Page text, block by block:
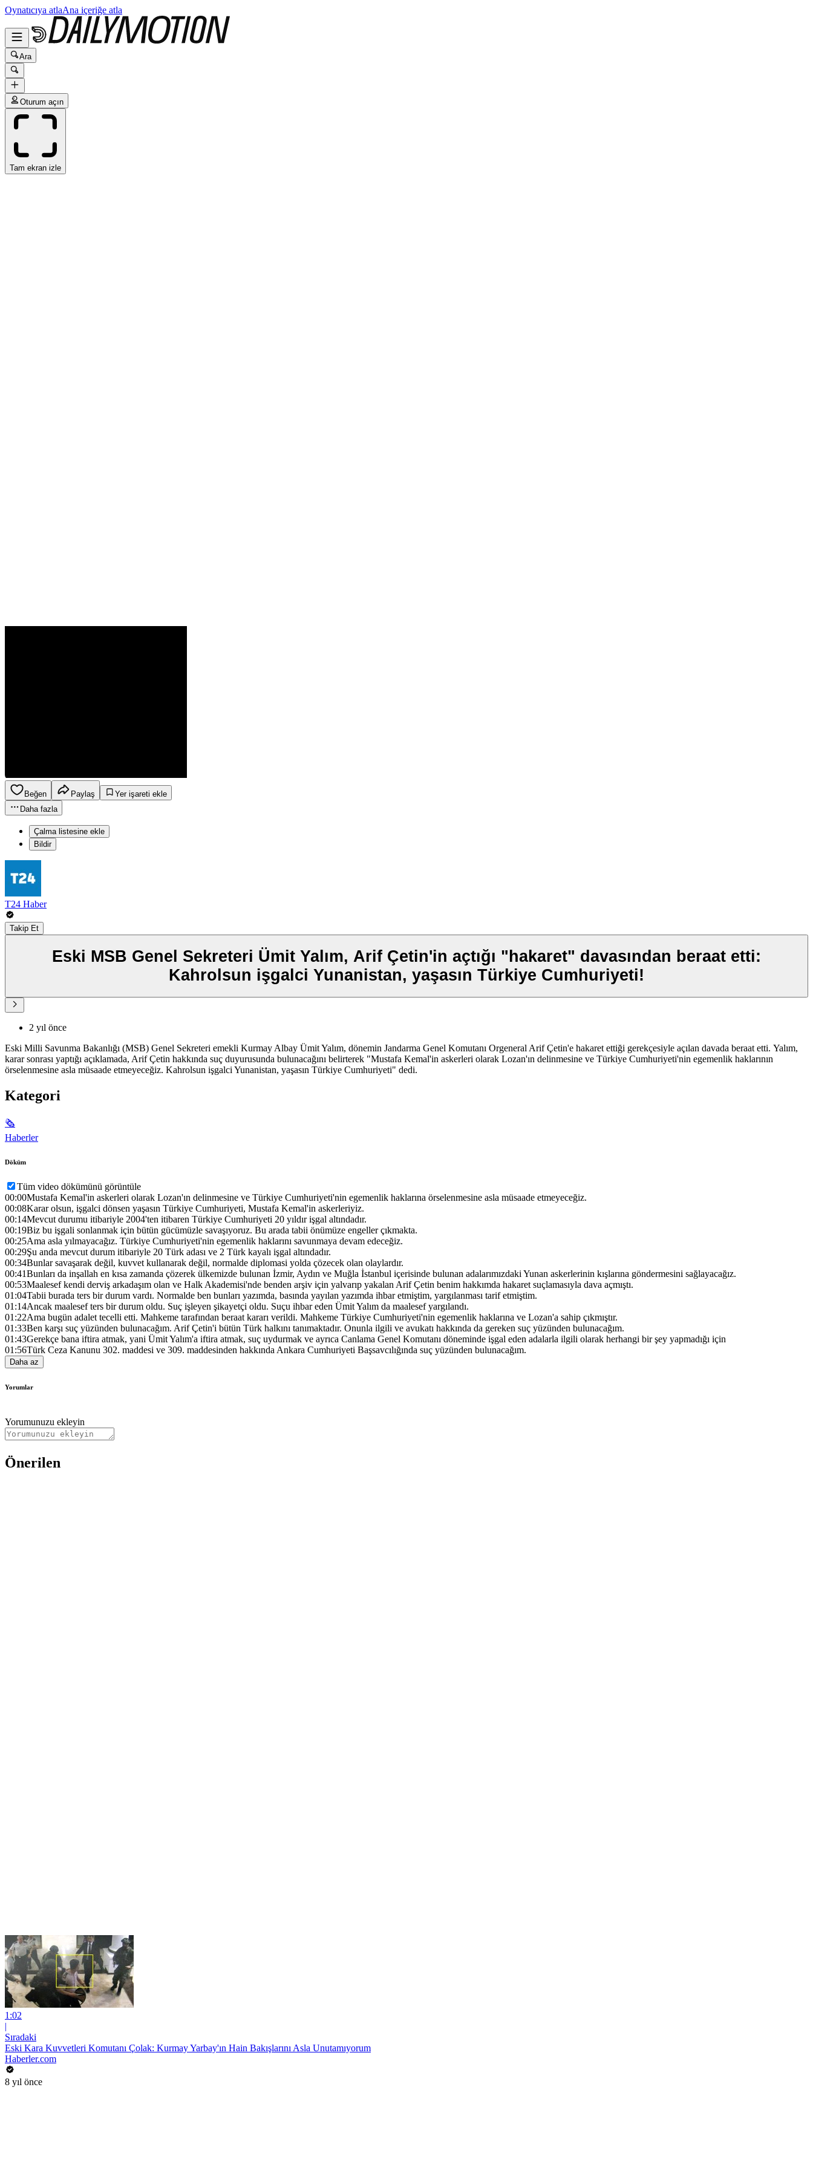
Oynatıcıya atlaAna içeriğe atla
Ara
Oturum açın
Tam ekran izle
Beğen Paylaş
Yer işareti ekle
Daha fazla
Çalma listesine ekle
Bildir
T24 Haber
Takip Et
Eski MSB Genel Sekreteri Ümit Yalım, Arif Çetin'in açtığı "hakaret" davasından beraat etti:
Kahrolsun işgalci Yunanistan, yaşasın Türkiye Cumhuriyeti!
2 yıl önce
Eski Milli Savunma Bakanlığı (MSB) Genel Sekreteri emekli Kurmay Albay Ümit Yalım, dönemin Jandarma Genel Komutanı Orgeneral Arif Çetin'e hakaret ettiği gerekçesiyle açılan davada beraat etti. Yalım,
karar sonrası yaptığı açıklamada, Arif Çetin hakkında suç duyurusunda bulunacağını belirterek "Mustafa Kemal'in askerleri olarak Lozan'ın delinmesine ve Türkiye Cumhuriyeti'nin egemenlik haklarının
örselenmesine asla müsaade etmeyeceğiz. Kahrolsun işgalci Yunanistan, yaşasın Türkiye Cumhuriyeti" dedi.
Kategori
🗞
Haberler
Döküm
Tüm video dökümünü görüntüle
00:00Mustafa Kemal'in askerleri olarak Lozan'ın delinmesine ve Türkiye Cumhuriyeti'nin egemenlik haklarına örselenmesine asla müsaade etmeyeceğiz.
00:08Karar olsun, işgalci dönsen yaşasın Türkiye Cumhuriyeti, Mustafa Kemal'in askerleriyiz.
00:14Mevcut durumu itibariyle 2004'ten itibaren Türkiye Cumhuriyeti 20 yıldır işgal altındadır.
00:19Biz bu işgali sonlanmak için bütün gücümüzle savaşıyoruz. Bu arada tabii önümüze engeller çıkmakta.
00:25Ama asla yılmayacağız. Türkiye Cumhuriyeti'nin egemenlik haklarını savunmaya devam edeceğiz.
00:29Şu anda mevcut durum itibariyle 20 Türk adası ve 2 Türk kayalı işgal altındadır.
00:34Bunlar savaşarak değil, kuvvet kullanarak değil, normalde diplomasi yolda çözecek olan olaylardır.
00:41Bunları da inşallah en kısa zamanda çözerek ülkemizde bulunan İzmir, Aydın ve Muğla İstanbul içerisinde bulunan adalarımızdaki Yunan askerlerinin kışlarına göndermesini sağlayacağız.
00:53Maalesef kendi derviş arkadaşım olan ve Halk Akademisi'nde benden arşiv için yalvarıp yakalan Arif Çetin benim hakkımda hakaret suçlamasıyla dava açmıştı.
01:04Tabii burada ters bir durum vardı. Normalde ben bunları yazımda, basında yayılan yazımda ihbar etmiştim, yargılanması tarif etmiştim.
01:14Ancak maalesef ters bir durum oldu. Suç işleyen şikayetçi oldu. Suçu ihbar eden Ümit Yalım da maalesef yargılandı.
01:22Ama bugün adalet tecelli etti. Mahkeme tarafından beraat kararı verildi. Mahkeme Türkiye Cumhuriyeti'nin egemenlik haklarına ve Lozan'a sahip çıkmıştır.
01:33Ben karşı suç yüzünden bulunacağım. Arif Çetin'i bütün Türk halkını tanımaktadır. Onunla ilgili ve avukatı hakkında da gereken suç yüzünden bulunacağım.
01:43Gerekçe bana iftira atmak, yani Ümit Yalım'a iftira atmak, suç uydurmak ve ayrıca Canlama Genel Komutanı döneminde işgal eden adalarla ilgili olarak herhangi bir şey yapmadığı için
01:56Türk Ceza Kanunu 302. maddesi ve 309. maddesinden hakkında Ankara Cumhuriyeti Başsavcılığında suç yüzünden bulunacağım.
Daha az
Yorumlar
Yorumunuzu ekleyin
Önerilen
1:02
|
Sıradaki
Eski Kara Kuvvetleri Komutanı Çolak: Kurmay Yarbay'ın Hain Bakışlarını Asla Unutamıyorum
Haberler.com
8 yıl önce